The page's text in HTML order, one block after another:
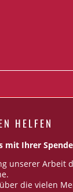
HELFEN
mit Ihrer
unserer Arbeit
die vielen